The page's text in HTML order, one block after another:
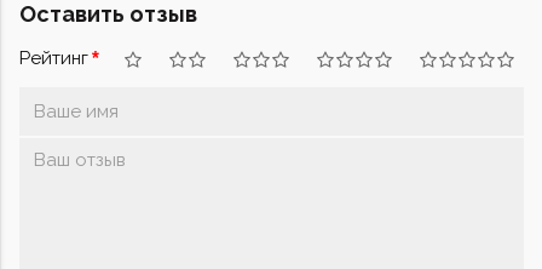
Оставить отзыв
Рейтинг